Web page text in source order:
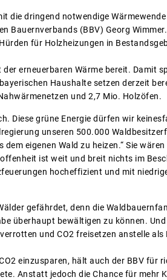
die dringend notwendige
Bauernverbands (BBV) Georg
für Holzheizungen in
erneuerbaren Wärme bereit. Damit
Haushalte setzen derzeit
und 2,7 Mio. Holzöfen.
Diese grüne Energie dürfen wir
unseren 500.000
eigenen Wald zu heizen.“ Sie
ist weit und breit nichts im
hocheffizient und mit
gefährdet, denn die
überhaupt bewältigen zu können.
und CO2 freisetzen anstelle als
einzusparen, hält auch der BBV für
Anstatt jedoch die Chance für mehr